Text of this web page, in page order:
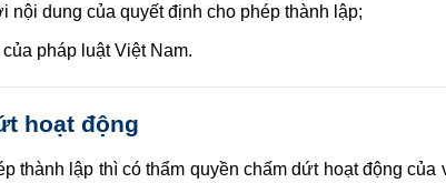
nội dung của quyết định cho phép thành lập;
pháp luật Việt Nam.
hoạt động
thành lập thì có thẩm quyền chấm dứt hoạt động